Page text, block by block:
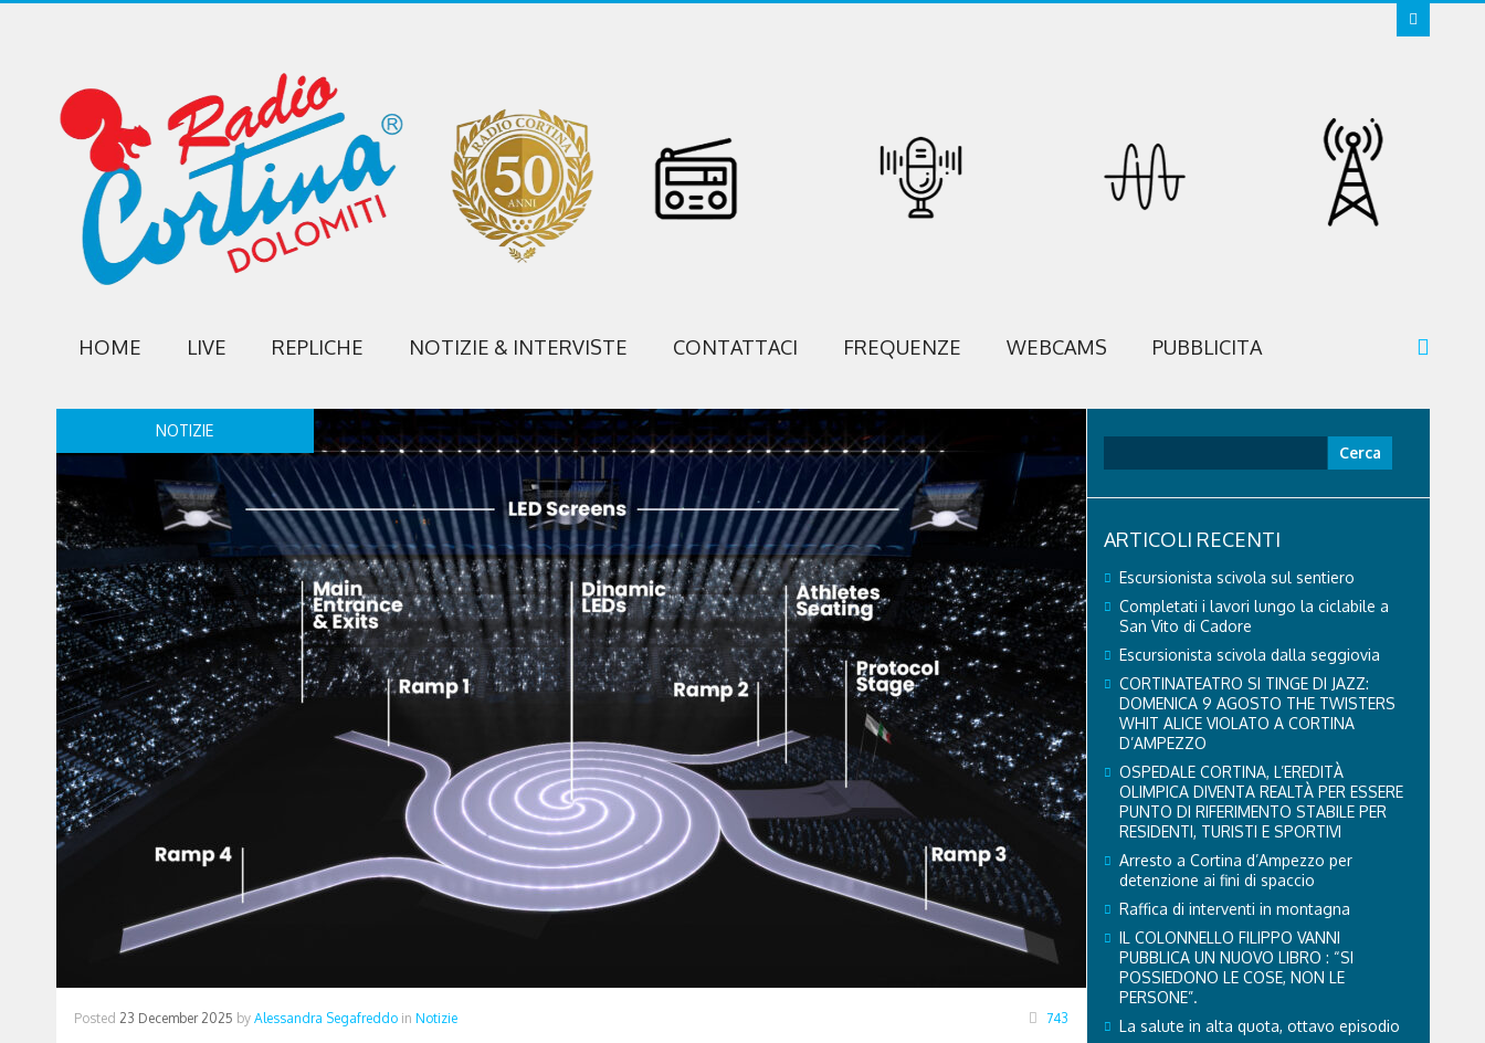
HOME LIVE REPLICHE NOTIZIE & INTERVISTE CONTATTACI FREQUENZE WEBCAMS PUBBLICITA
NOTIZIE
Posted 23 December 2025 by Alessandra Segafreddo in Notizie 743
ARTICOLI RECENTI
Escursionista scivola sul sentiero
Completati i lavori lungo la ciclabile a
San Vito di Cadore
Escursionista scivola dalla seggiovia
CORTINATEATRO SI TINGE DI JAZZ:
DOMENICA 9 AGOSTO THE TWISTERS
WHIT ALICE VIOLATO A CORTINA
D’AMPEZZO
OSPEDALE CORTINA, L’EREDITÀ
OLIMPICA DIVENTA REALTÀ PER ESSERE
PUNTO DI RIFERIMENTO STABILE PER
RESIDENTI, TURISTI E SPORTIVI
Arresto a Cortina d’Ampezzo per
detenzione ai fini di spaccio
Raffica di interventi in montagna
IL COLONNELLO FILIPPO VANNI
PUBBLICA UN NUOVO LIBRO : “SI
POSSIEDONO LE COSE, NON LE
PERSONE”.
La salute in alta quota, ottavo episodio